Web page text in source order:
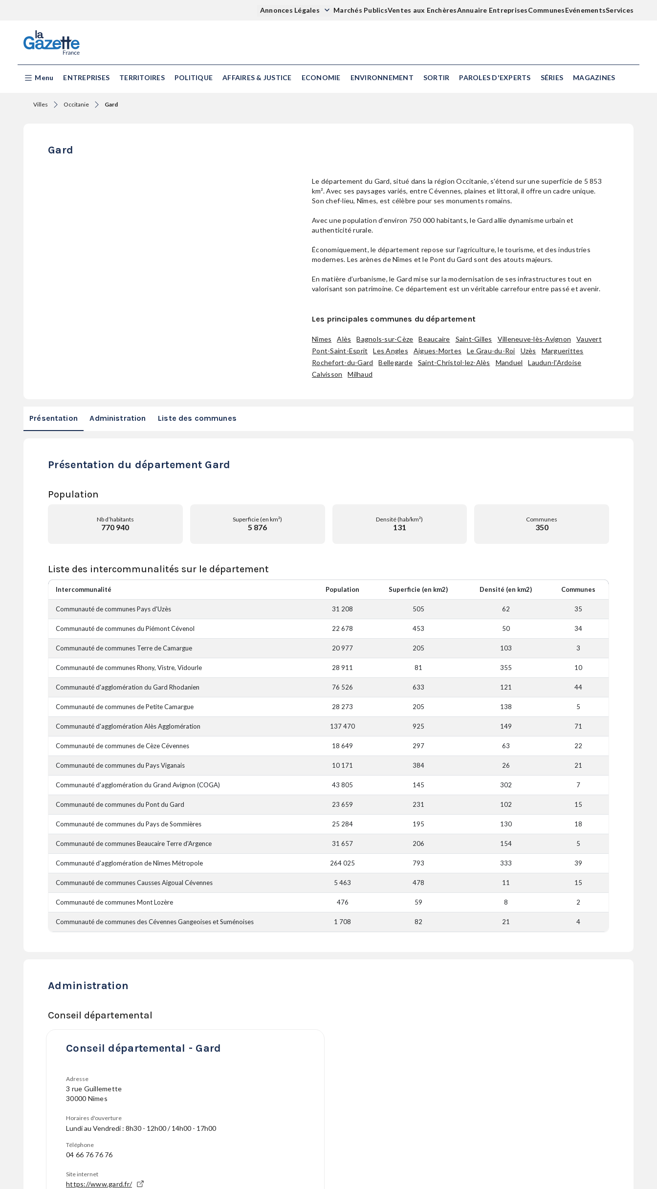
Annonces Légales Marchés PublicsVentes aux EnchèresAnnuaire EntreprisesCommunesEvénementsServices
Menu ENTREPRISES TERRITOIRES POLITIQUE AFFAIRES & JUSTICE ECONOMIE ENVIRONNEMENT SORTIR PAROLES D'EXPERTS SÉRIES MAGAZINES
Villes Occitanie Gard
Gard
Le département du Gard, situé dans la région Occitanie, s'étend sur une superficie de 5 853
km². Avec ses paysages variés, entre Cévennes, plaines et littoral, il offre un cadre unique.
Son chef-lieu, Nîmes, est célèbre pour ses monuments romains.
Avec une population d’environ 750 000 habitants, le Gard allie dynamisme urbain et
authenticité rurale.
Économiquement, le département repose sur l’agriculture, le tourisme, et des industries
modernes. Les arènes de Nîmes et le Pont du Gard sont des atouts majeurs.
En matière d’urbanisme, le Gard mise sur la modernisation de ses infrastructures tout en
valorisant son patrimoine. Ce département est un véritable carrefour entre passé et avenir.
Les principales communes du département
Nîmes Alès Bagnols-sur-Cèze Beaucaire Saint-Gilles Villeneuve-lès-Avignon
Vauvert
Pont-Saint-Esprit
Les Angles Aigues-Mortes Le Grau-du-Roi Uzès
Marguerittes
Rochefort-du-Gard
Bellegarde Saint-Christol-lez-Alès Manduel
Laudun-l'Ardoise
Calvisson
Milhaud
Présentation Administration Liste des communes
Présentation du département Gard
Population
Nb d’habitants
770 940
Superficie (en km²)
5 876
Densité (hab/km²)
131
Communes
350
Liste des intercommunalités sur le département
Intercommunalité Population Superficie (en km2) Densité (en km2) Communes
Communauté de communes Pays d'Uzès 31 208 505 62 35
Communauté de communes du Piémont Cévenol 22 678 453 50 34
Communauté de communes Terre de Camargue 20 977 205 103 3
Communauté de communes Rhony, Vistre, Vidourle 28 911 81 355 10
Communauté d'agglomération du Gard Rhodanien 76 526 633 121 44
Communauté de communes de Petite Camargue 28 273 205 138 5
Communauté d'agglomération Alès Agglomération 137 470 925 149 71
Communauté de communes de Cèze Cévennes 18 649 297 63 22
Communauté de communes du Pays Viganais 10 171 384 26 21
Communauté d'agglomération du Grand Avignon (COGA) 43 805 145 302 7
Communauté de communes du Pont du Gard 23 659 231 102 15
Communauté de communes du Pays de Sommières 25 284 195 130 18
Communauté de communes Beaucaire Terre d'Argence 31 657 206 154 5
Communauté d'agglomération de Nîmes Métropole 264 025 793 333 39
Communauté de communes Causses Aigoual Cévennes 5 463 478 11 15
Communauté de communes Mont Lozère 476 59 8 2
Communauté de communes des Cévennes Gangeoises et Suménoises 1 708 82 21 4
Administration
Conseil départemental
Conseil départemental - Gard
Adresse
3 rue Guillemette
30000 Nimes
Horaires d'ouverture
Lundi au Vendredi : 8h30 - 12h00 / 14h00 - 17h00
Téléphone
04 66 76 76 76
Site internet
https://www.gard.fr/